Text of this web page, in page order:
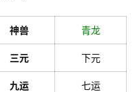
神兽 青龙
三元 下元
九运 七运